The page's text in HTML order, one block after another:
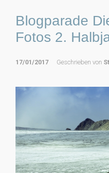
Blogparade
Fotos 2.
17/01/2017 Geschrieben von